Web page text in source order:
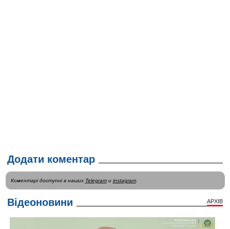
Додати коментар
Коментарі доступні в наших Telegramи instagram.
Відеоновини АРХІВ